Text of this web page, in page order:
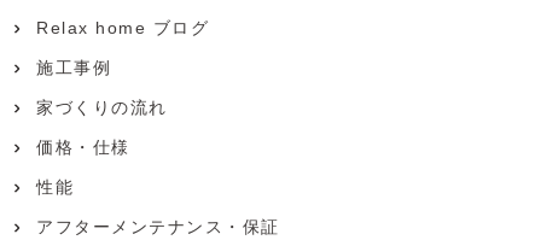
Relax home ブログ
施工事例
家づくりの流れ
価格・仕様
性能
アフターメンテナンス・保証